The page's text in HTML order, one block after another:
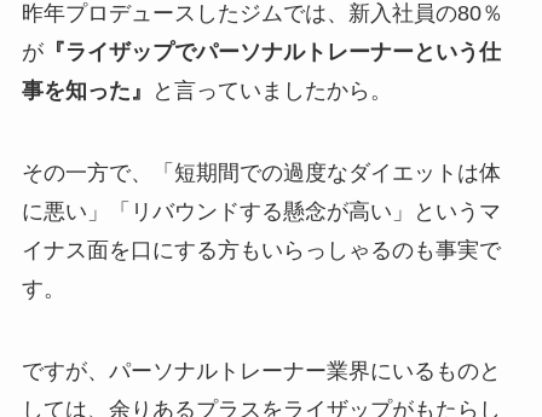
昨年プロデュースしたジムでは、新入社員の80％
が『ライザップでパーソナルトレーナーという仕
事を知った』
と言っていましたから。
その一方で、「短期間での過度なダイエットは体
に悪い」「リバウンドする懸念が高い」というマ
イナス面を口にする方もいらっしゃるのも事実で
す。
ですが、パーソナルトレーナー業界にいるものと
しては、余りあるプラスをライザップがもたらし